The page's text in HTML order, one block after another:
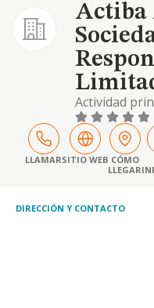
Actiba
Actividad
artículos de
economía
mobiliario,
general, los
cnae 4711.
LLAMARSITIO WEB CÓMO
LLEGAR
DIRECCIÓN Y CONTACTO